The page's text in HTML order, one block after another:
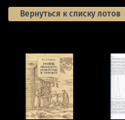
Вернуться к списку лотов